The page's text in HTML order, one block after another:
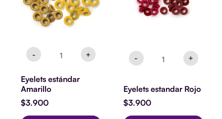
- +
Eyelets estándar
Amarillo
$3.900
- +
Eyelets estandar Rojo
$3.900